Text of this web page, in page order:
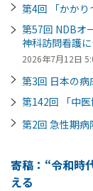
第4回 「かかり
第57回 NDBオ
神科訪問看護
2026年7月12日
第3回 日本の
第142回 「中
第2回 急性期
寄稿：“令和時
える